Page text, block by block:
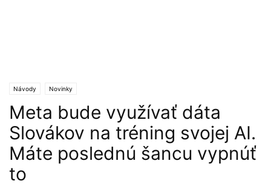
Návody Novinky
Meta bude využívať dáta
Slovákov na tréning svojej AI.
Máte poslednú šancu vypnúť
to